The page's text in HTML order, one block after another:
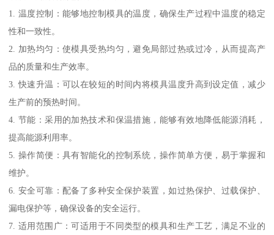
1. 温度控制：能够地控制模具的温度，确保生产过程中温度的稳定
性和一致性。
2. 加热均匀：使模具受热均匀，避免局部过热或过冷，从而提高产
品的质量和生产效率。
3. 快速升温：可以在较短的时间内将模具温度升高到设定值，减少
生产前的预热时间。
4. 节能：采用的加热技术和保温措施，能够有效地降低能源消耗，
提高能源利用率。
5. 操作简便：具有智能化的控制系统，操作简单方便，易于掌握和
维护。
6. 安全可靠：配备了多种安全保护装置，如过热保护、过载保护、
漏电保护等，确保设备的安全运行。
7. 适用范围广：可适用于不同类型的模具和生产工艺，满足不业的